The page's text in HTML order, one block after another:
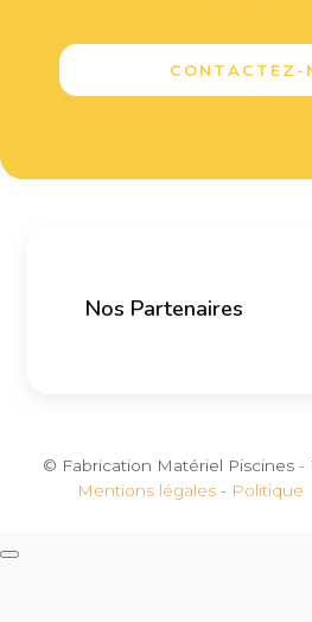
CONTACTEZ-
Nos Partenaires
© Fabrication Matériel Piscines -
Mentions légales - Politique